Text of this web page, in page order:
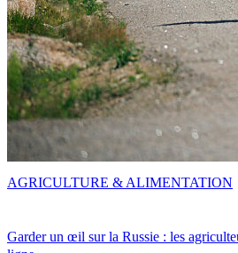
Garder un œil sur la Russie : les
AGRICULTURE & ALIMENTATION